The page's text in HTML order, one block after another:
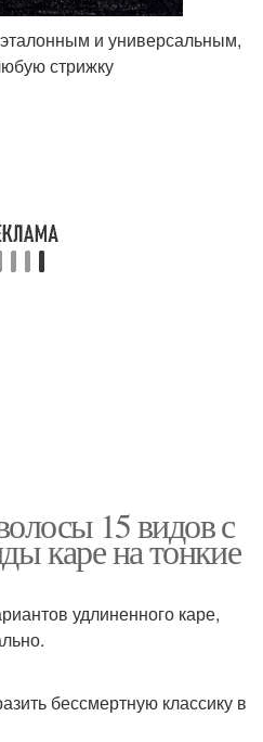
Каре с косой
и универсальным,
стрижку
15 видов с
каре на тонкие
удлиненного каре,
бессмертную классику в